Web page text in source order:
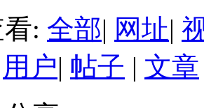
: 全部| 网址|
用户| 帖子 | 文章